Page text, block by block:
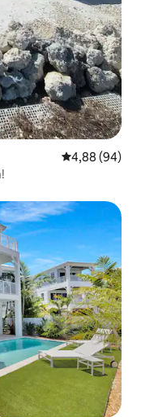
Průměrné
4,88 (94)